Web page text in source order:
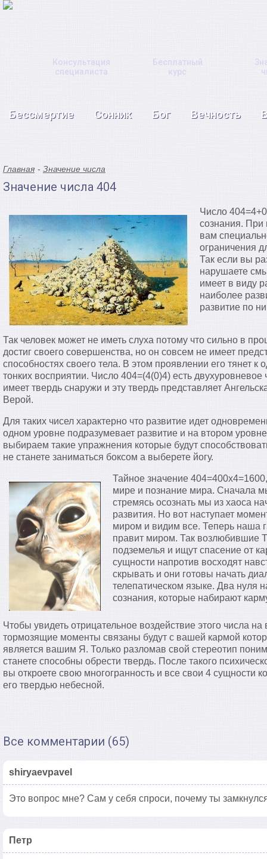
Консультация
специалиста
Бесплатный
курс
Бессмертие Сонник Бог Вечность
Главная Значение числа
Значение числа 404
Число
сознания. При
вам
ограничения
Так если вы
нарушаете
имеет в виду
наиболее
развитие по
Так человек может не иметь слуха потому что сильно в
достиг своего совершенства, но он совсем не имеет
способностях своего тела. В этом проявлении его тянет к
тонких восприятии. Число 404=(4(0)4) есть
имеет твердь снаружи и эту твердь представляет
Верой.
Для таких чисел характерно что развитие идет
одном уровне подразумевает развитие и на втором
выбираем такие упражнения которые будут
не станете заниматься боксом а выберете йогу.
Тайное значение
мире и познание мира. Сначала
стремясь осознать мы из хаоса
развития. Но вот наступает
миром и видим все. Теперь наша
правит миром. Так возлюбившие
подземелья и ищут спасение от
сущности напротив восходят
скрывать и они готовы начать
телепатическом языке. Два нуля
сознания, которые набирают
Чтобы увидеть отрицательное воздействие этого числа
тормозящие моменты связаны будут с вашей кармой
является вашим Я. Только разломав свой стереотип
станете способны обрести твердь. После такого
вы откроете свою многогранность и все свои 4
его твердью небесной.
Все комментарии (65)
shiryaevpavel
Это вопрос мне? Сам у себя спроси, почему ты
Петр